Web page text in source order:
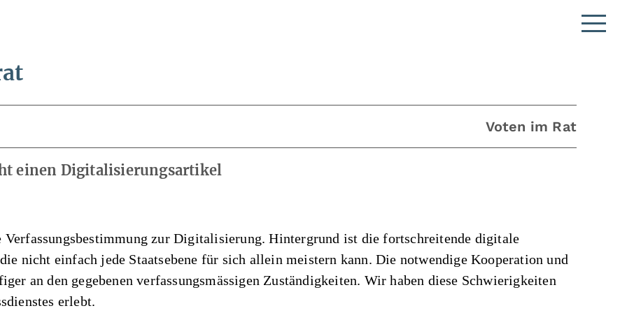
Voten im Rat
einen Digitalisierungsartikel
zur Digitalisierung. Hintergrund ist die fortschreitende digitale
nicht einfach jede Staatsebene für sich allein meistern kann. Die notwendige Kooperation und
an den gegebenen verfassungsmässigen Zuständigkeiten. Wir haben diese Schwierigkeiten
erlebt.